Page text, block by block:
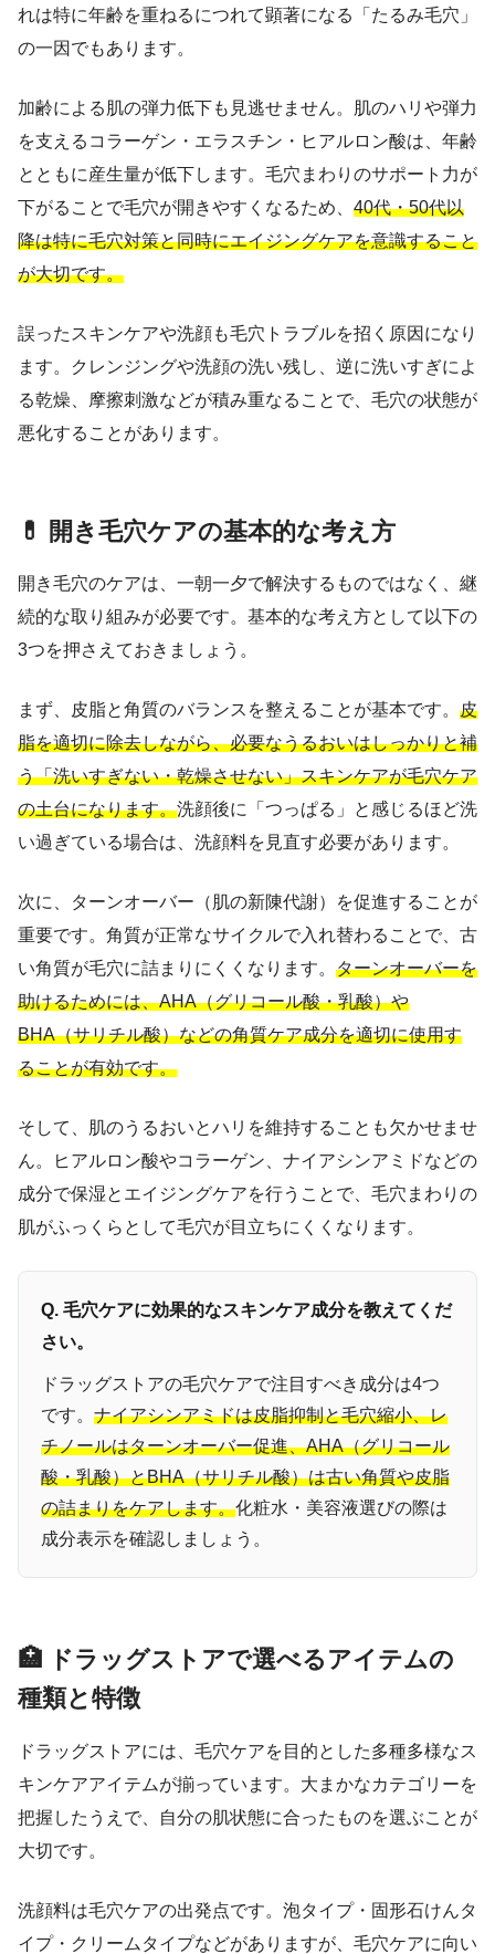
れは特に年齢を重ねるにつれて顕著になる「たるみ毛穴」
の一因でもあります。
加齢による肌の弾力低下も見逃せません。肌のハリや弾力
を支えるコラーゲン・エラスチン・ヒアルロン酸は、年齢
とともに産生量が低下します。毛穴まわりのサポート力が
下がることで毛穴が開きやすくなるため、 40代・50代以
降は特に毛穴対策と同時にエイジングケアを意識すること
が大切です。
誤ったスキンケアや洗顔も毛穴トラブルを招く原因になり
ます。クレンジングや洗顔の洗い残し、逆に洗いすぎによ
る乾燥、摩擦刺激などが積み重なることで、毛穴の状態が
悪化することがあります。
💊 開き毛穴ケアの基本的な考え方
開き毛穴のケアは、一朝一夕で解決するものではなく、継
続的な取り組みが必要です。基本的な考え方として以下の
3つを押さえておきましょう。
まず、皮脂と角質のバランスを整えることが基本です。 皮
脂を適切に除去しながら、必要なうるおいはしっかりと補
う「洗いすぎない・乾燥させない」スキンケアが毛穴ケア
の土台になります。洗顔後に「つっぱる」と感じるほど洗
い過ぎている場合は、洗顔料を見直す必要があります。
次に、ターンオーバー（肌の新陳代謝）を促進することが
重要です。角質が正常なサイクルで入れ替わることで、古
い角質が毛穴に詰まりにくくなります。 ターンオーバーを
助けるためには、AHA（グリコール酸・乳酸）や
BHA（サリチル酸）などの角質ケア成分を適切に使用す
ることが有効です。
そして、肌のうるおいとハリを維持することも欠かせませ
ん。ヒアルロン酸やコラーゲン、ナイアシンアミドなどの
成分で保湿とエイジングケアを行うことで、毛穴まわりの
肌がふっくらとして毛穴が目立ちにくくなります。
Q. 毛穴ケアに効果的なスキンケア成分を教えてくだ
さい。
ドラッグストアの毛穴ケアで注目すべき成分は4つ
です。 ナイアシンアミドは皮脂抑制と毛穴縮小、レ
チノールはターンオーバー促進、AHA（グリコール
酸・乳酸）とBHA（サリチル酸）は古い角質や皮脂
の詰まりをケアします。化粧水・美容液選びの際は
成分表示を確認しましょう。
🏥 ドラッグストアで選べるアイテムの
種類と特徴
ドラッグストアには、毛穴ケアを目的とした多種多様なス
キンケアアイテムが揃っています。大まかなカテゴリーを
把握したうえで、自分の肌状態に合ったものを選ぶことが
大切です。
洗顔料は毛穴ケアの出発点です。泡タイプ・固形石けんタ
イプ・クリームタイプなどがありますが、毛穴ケアに向い